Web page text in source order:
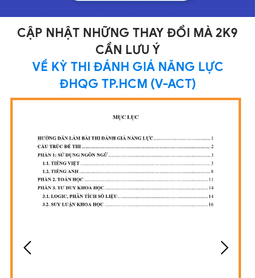
CẬP NHẬT NHỮNG THAY ĐỔI MÀ 2K9
CẦN LƯU Ý
VỀ KỲ THI ĐÁNH GIÁ NĂNG LỰC
ĐHQG TP.HCM (V-ACT)